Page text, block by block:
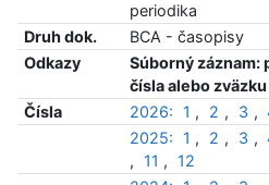
periodika
Druh dok.
BCA - časopisy
Odkazy
Súborný záznam:
čísla alebo zväzku
Čísla
2026: 1 , 2 , 3 ,
2025:
1 , 2 , 3 ,
,
11 ,
12